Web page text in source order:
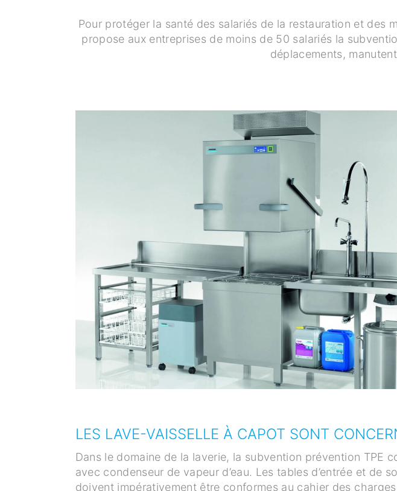
Pour protéger la santé des salariés de la restauration et des
propose aux entreprises de moins de 50 salariés la
déplacements,
LES LAVE-VAISSELLE À CAPOT SONT
Dans le domaine de la laverie, la subvention prévention TPE
avec condenseur de vapeur d’eau. Les tables d’entrée et de
doivent impérativement être conformes au cahier des